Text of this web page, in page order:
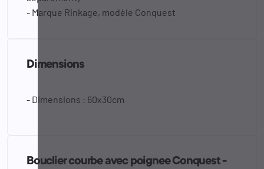
- Marque Rinkage, modèle Conquest
Dimensions
- Dimensions : 60x30cm
Bouclier courbe avec poignee Conquest -